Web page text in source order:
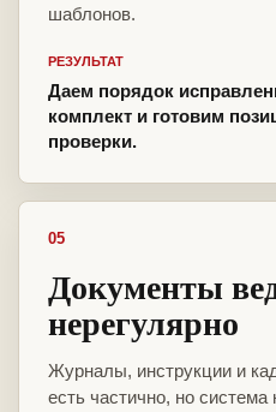
шаблонов.
РЕЗУЛЬТАТ
Даем порядок
комплект и готовим
проверки.
05
Документы
нерегулярно
Журналы, инструкции и
есть частично, но система